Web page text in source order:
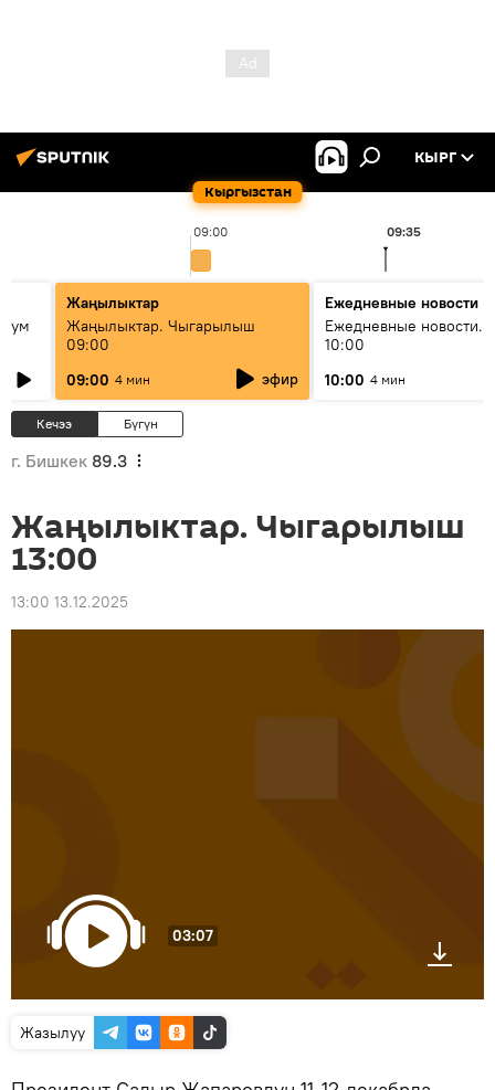
Кыргызстан
КЫРГ
09:00 09:35
Жаңылыктар
Жаңылыктар. Чыгарылыш
09:00
09:00 4 мин эфир
Ежедневные новости
Ежедневные новости.
10:00
10:00 4 мин
Кечээ Бүгүн
г. Бишкек 89.3
Жаңылыктар. Чыгарылыш
13:00
13:00 13.12.2025
03:07
Жазылуу